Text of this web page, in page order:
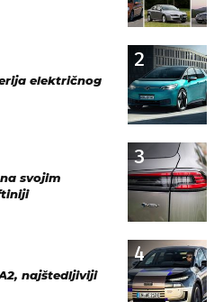
2
električnog
3
svojim
4
najštedljiviji